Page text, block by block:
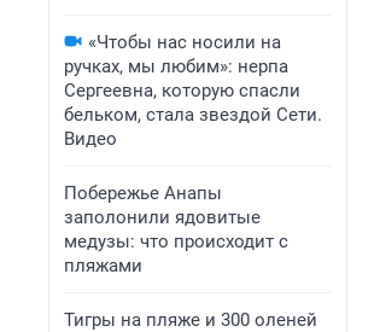
«Чтобы нас носили на
ручках, мы любим»: нерпа
Сергеевна, которую спасли
бельком, стала звездой Сети.
Видео
Побережье Анапы
заполонили ядовитые
медузы: что происходит с
пляжами
Тигры на пляже и 300 оленей